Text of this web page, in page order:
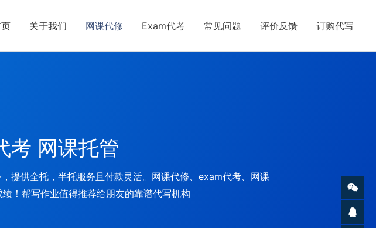
关于我们 网课代修 Exam代考 常见问题 评价反馈 订购代写
考 网课托管
提供全托，半托服务且付款灵活。网课代修、exam代考、网课
！帮写作业值得推荐给朋友的靠谱代写机构